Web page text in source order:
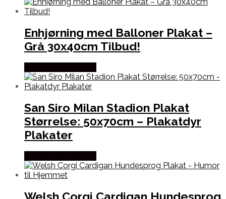
Enhjørning med Balloner Plakat –
Grå 30x40cm Tilbud!
San Siro Milan Stadion Plakat
Størrelse: 50x70cm – Plakatdyr
Plakater